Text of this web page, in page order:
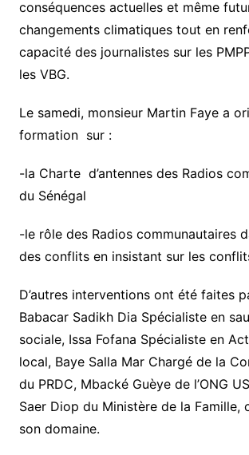
conséquences actuelles et même
changements climatiques tout en
capacité des journalistes sur les
les VBG.
Le samedi, monsieur Martin Faye a
formation sur :
-la Charte d’antennes des Radios
du Sénégal
-le rôle des Radios communautaires
des conflits en insistant sur les
D’autres interventions ont été faites
Babacar Sadikh Dia Spécialiste en
sociale, Issa Fofana Spécialiste en
local, Baye Salla Mar Chargé de la
du PRDC, Mbacké Guèye de l’ONG
Saer Diop du Ministère de la Famille,
son domaine.